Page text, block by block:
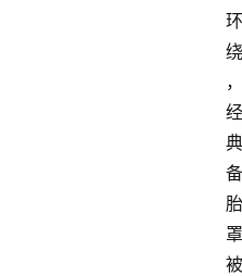
环
绕
，
经
典
备
胎
罩
被